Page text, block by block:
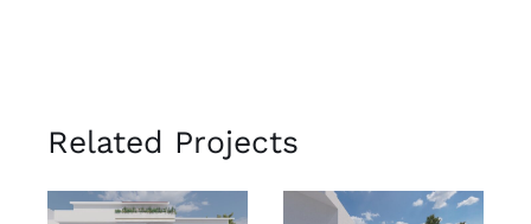
Related Projects